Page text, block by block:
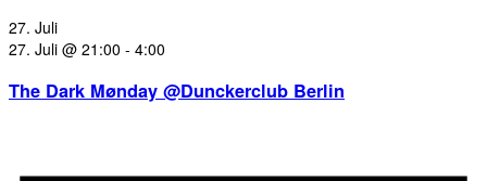
27. Juli
27. Juli @ 21:00 - 4:00
The Dark Mønday @Dunckerclub Berlin